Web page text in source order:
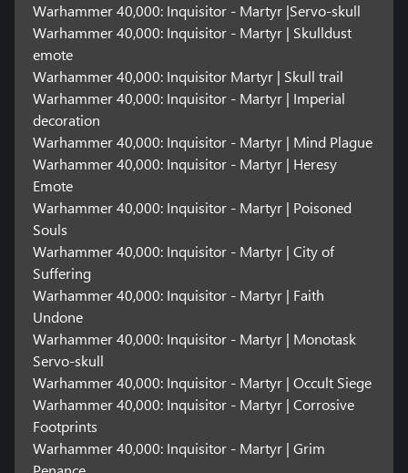
Warhammer 40,000: Inquisitor - Martyr |Servo-skull
Warhammer 40,000: Inquisitor - Martyr | Skulldust
emote
Warhammer 40,000: Inquisitor Martyr | Skull trail
Warhammer 40,000: Inquisitor - Martyr | Imperial
decoration
Warhammer 40,000: Inquisitor - Martyr | Mind Plague
Warhammer 40,000: Inquisitor - Martyr | Heresy
Emote
Warhammer 40,000: Inquisitor - Martyr | Poisoned
Souls
Warhammer 40,000: Inquisitor - Martyr | City of
Suffering
Warhammer 40,000: Inquisitor - Martyr | Faith
Undone
Warhammer 40,000: Inquisitor - Martyr | Monotask
Servo-skull
Warhammer 40,000: Inquisitor - Martyr | Occult Siege
Warhammer 40,000: Inquisitor - Martyr | Corrosive
Footprints
Warhammer 40,000: Inquisitor - Martyr | Grim